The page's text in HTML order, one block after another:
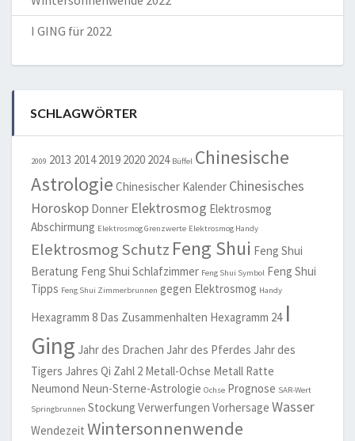
I GING für 2022
SCHLAGWÖRTER
2009 2013 2014 2019 2020 2024 Büffel Chinesische
Astrologie Chinesischer Kalender Chinesisches
Horoskop Donner Elektrosmog Elektrosmog
Abschirmung Elektrosmog Grenzwerte Elektrosmog Handy
Elektrosmog Schutz Feng Shui Feng Shui
Beratung Feng Shui Schlafzimmer Feng Shui Symbol Feng Shui
Tipps Feng Shui Zimmerbrunnen gegen Elektrosmog Handy
Hexagramm 8 Das Zusammenhalten Hexagramm 24 I
Ging Jahr des Drachen Jahr des Pferdes Jahr des
Tigers Jahres Qi Zahl 2 Metall-Ochse Metall Ratte
Neumond Neun-Sterne-Astrologie Ochse Prognose SAR-Wert
Springbrunnen Stockung Verwerfungen Vorhersage Wasser
Wendezeit Wintersonnenwende